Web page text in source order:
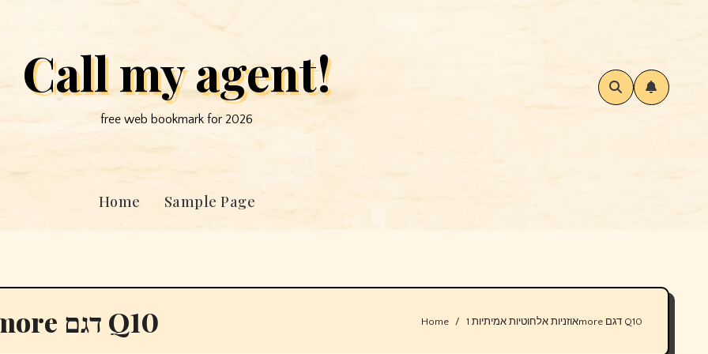
Call my agent!
free web bookmark for 2026
Home Sample Page
אוזניות אלחוטיות אמיתיות 1more דגם Q10 Home אוזניות אלחוטיות אמיתיות 1more דגם Q10